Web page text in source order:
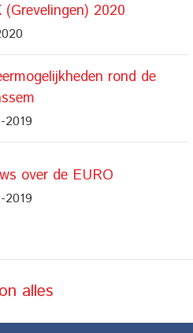
(Grevelingen) 2020
rond de
2019
over de EURO
2019
alles